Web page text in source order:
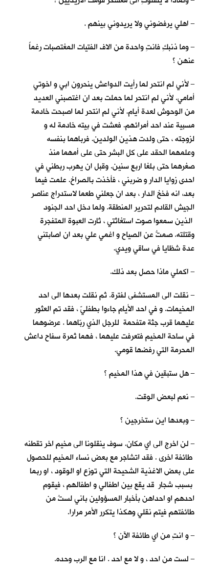
– اهلي يرفضوني ولا يريدوني بينهم .
– وما ذنبكِ فانتِ واحدة من الاف الفتيات المغتصبات رغماً
عنهن ؟
– لأني لم انتحر لما رأيت الدواعش ينحرون ابي و اخوتي
أمامي. لأني لم انتحر لما حملت بعد ان اغتصبني العديد
من الوحوش لعدة أيام. لأني لم انتحر لما اصبحت خادمة
مسبية عند احد أمرائهم. فعشت في بيته خادمة له و
لزوجته ، حتى ولدت هذين الولدين. فرباهما بنفسه
وعلمهما الحقد على كل البشر حتى على أمهما منذ
صغرهما حتى بلغا اربع سنين. وقبل ان يهرب ربطني في
احدى زوايا الدار و ضربني ، فأخذت بالصراخ. علمت فيما
بعد، انه فخخ الدار ، بعد ان جعلني طعما لاستدراج عناصر
الجيش القادم لتحرير المنطقة. ولما دخل احد الجنود
الذين سمعوا صوت استغاثتي ، ثارت العبوة المتفجرة
وقتلته. صمتُّ عن الصياح و اغمي علي بعد ان اصابتني
عدة شظايا في ساقي ويدي.
– اكملي ماذا حصل بعد ذلك.
– نقلت الى المستشفى لفترة. ثم نقلت بعدها الى احد
المخيمات. و في احد الأيام جاءوا بطفليّ ، فقد تم العثور
عليهما قرب جثة متفحمة للرجل الذي ربّاهما . عرضوهما
في ساحة المخيم فتعرفت عليهما ، فهما ثمرة سفاح داعش
المحرمة التي رفضها قومي.
– هل ستبقين في هذا المخيم ؟
– نعم لبعض الوقت.
– وبعدها اين ستخرجين ؟
– لن اخرج الى اي مكان. سوف ينقلونا الى مخيم اخر تقطنه
طائفة اخرى . فقد اتشاجر مع بعض نساء المخيم للحصول
على بعض الاغذية الشحيحة التي توزع او الوقود ، او ربما
بسبب شجار قد يقع بين اطفالي و اطفالهم ، فيقوم
احدهم او احداهن بأخبار المسؤولين باني لستُ من
طائفتهم فيتم نقلي وهكذا يتكرر الأمر مرارا.
– و انتِ من اي طائفة الآن ؟
– لست من احد ، و لا مع احد . انا مع الرب وحده.